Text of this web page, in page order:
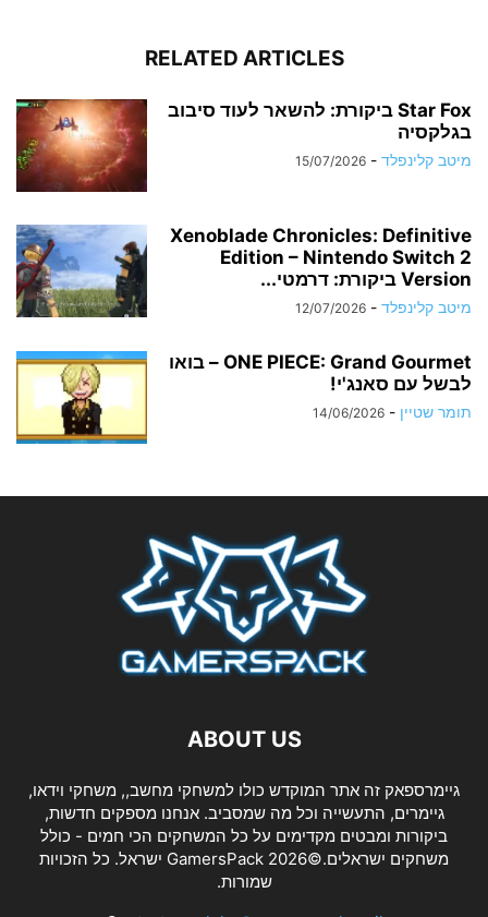
RELATED ARTICLES
Star Fox ביקורת: להשאר לעוד סיבוב
בגלקסיה
מיטב קלינפלד -
15/07/2026
Xenoblade Chronicles: Definitive
Edition – Nintendo Switch 2
Version ביקורת: דרמטי...
מיטב קלינפלד -
12/07/2026
ONE PIECE: Grand Gourmet – בואו
לבשל עם סאנג'י!
תומר שטיין -
14/06/2026
ABOUT US
גיימרספאק זה אתר המוקדש כולו למשחקי מחשב,, משחקי וידאו,
גיימרים, התעשייה וכל מה שמסביב. אנחנו מספקים חדשות,
ביקורות ומבטים מקדימים על כל המשחקים הכי חמים - כולל
משחקים ישראלים.©2026 GamersPack ישראל. כל הזכויות
שמורות.